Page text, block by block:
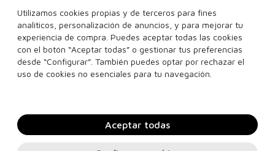
Añadir a la cesta Añadir a la cesta
Utilizamos cookies propias y de terceros para fines
analíticos, personalización de anuncios, y para mejorar tu
experiencia de compra. Puedes aceptar todas las cookies
con el botón “Aceptar todas” o gestionar tus preferencias
desde “Configurar”. También puedes optar por rechazar el
uso de cookies no esenciales para tu navegación.
Aceptar todas